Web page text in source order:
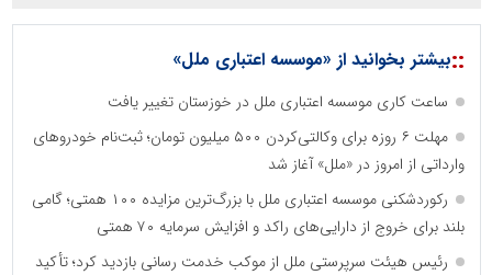
::بیشتر بخوانید از «موسسه اعتباری ملل»
ساعت کاری موسسه اعتباری ملل در خوزستان تغییر یافت
مهلت ۶ روزه برای وکالتی‌کردن ۵۰۰ میلیون تومان؛ ثبت‌نام خودروهای
وارداتی از امروز در «ملل» آغاز شد
رکوردشکنی موسسه اعتباری ملل با بزرگ‌ترین مزایده ۱۰۰ همتی؛ گامی
بلند برای خروج از دارایی‌های راکد و افزایش سرمایه ۷۰ همتی
رئیس هیئت سرپرستی ملل از موکب خدمت رسانی بازدید کرد؛ تأکید